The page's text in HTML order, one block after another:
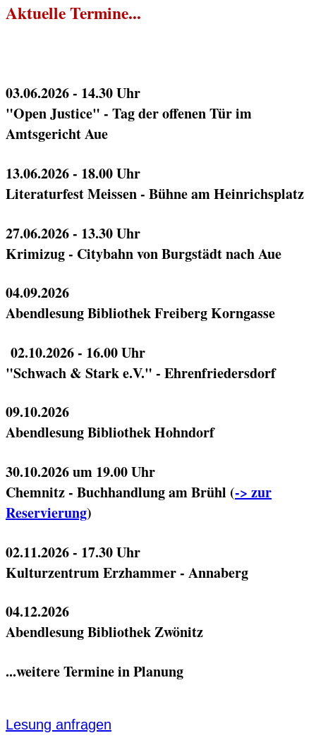
Aktuelle Termine...
03.06.2026 - 14.30 Uhr
"Open Justice" - Tag der offenen Tür im
Amtsgericht Aue
13.06.2026 - 18.00 Uhr
Literaturfest Meissen - Bühne am Heinrichsplatz
27.06.2026 - 13.30 Uhr
Krimizug - Citybahn von Burgstädt nach Aue
04.09.2026
Abendlesung Bibliothek Freiberg Korngasse
02.10.2026 - 16.00 Uhr
"Schwach & Stark e.V." - Ehrenfriedersdorf
09.10.2026
Abendlesung Bibliothek Hohndorf
30.10.2026 um 19.00 Uhr
Chemnitz - Buchhandlung am Brühl (-> zur
Reservierung)
02.11.2026 - 17.30 Uhr
Kulturzentrum Erzhammer - Annaberg
04.12.2026
Abendlesung Bibliothek Zwönitz
...weitere Termine in Planung
Lesung anfragen